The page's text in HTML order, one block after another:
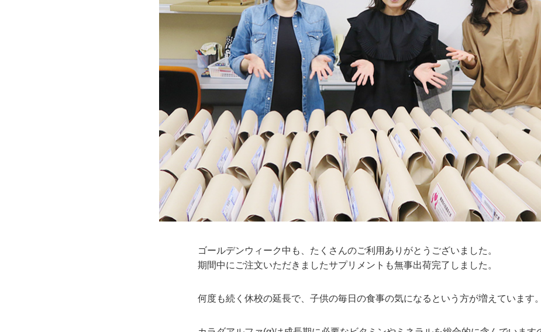
ゴールデンウィーク中も、たくさんのご利用ありがとうございました。
期間中にご注文いただきましたサプリメントも無事出荷完了しました。
何度も続く休校の延長で、子供の毎日の食事の気になるという方が増えています。